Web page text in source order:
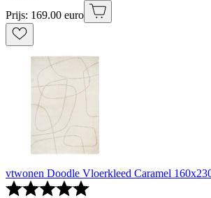
Prijs: 169.00 euro
vtwonen Doodle Vloerkleed Caramel